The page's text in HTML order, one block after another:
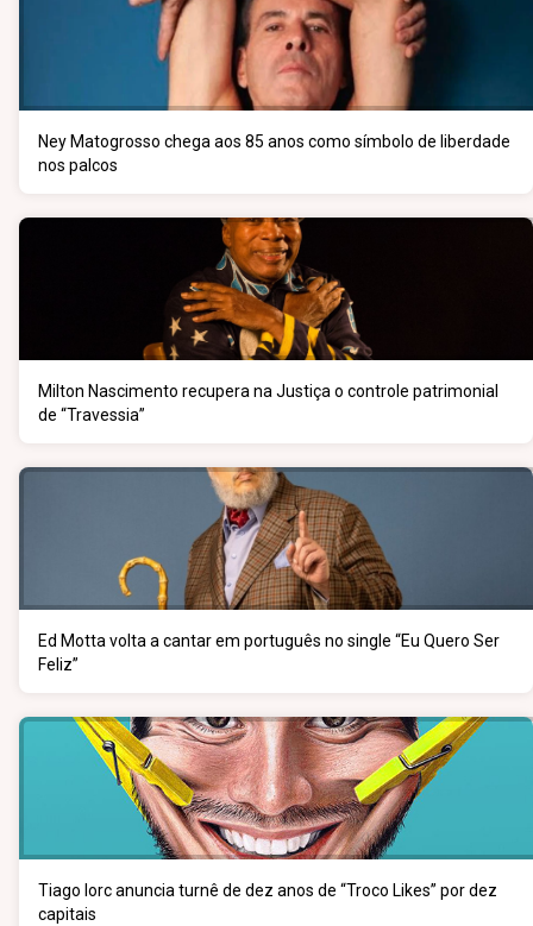
Ney Matogrosso chega aos 85 anos como símbolo de liberdade
nos palcos
Milton Nascimento recupera na Justiça o controle patrimonial
de “Travessia”
Ed Motta volta a cantar em português no single “Eu Quero Ser
Feliz”
Tiago Iorc anuncia turnê de dez anos de “Troco Likes” por dez
capitais